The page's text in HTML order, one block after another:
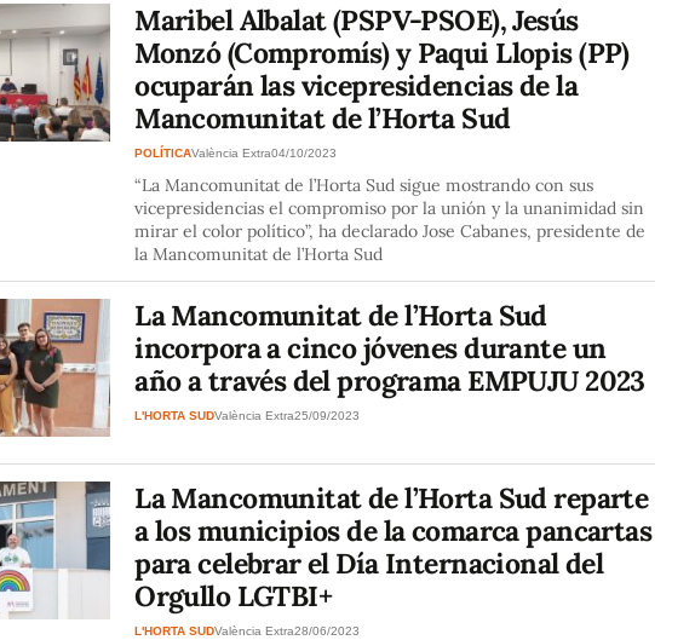
Maribel Albalat (PSPV-PSOE), Jesús
Monzó (Compromís) y Paqui Llopis (PP)
ocuparán las vicepresidencias de la
Mancomunitat de l’Horta Sud
POLÍTICAValència Extra04/10/2023
“La Mancomunitat de l’Horta Sud sigue mostrando con sus
vicepresidencias el compromiso por la unión y la unanimidad sin
mirar el color político”, ha declarado Jose Cabanes, presidente de
la Mancomunitat de l’Horta Sud
La Mancomunitat de l’Horta Sud
incorpora a cinco jóvenes durante un
año a través del programa EMPUJU 2023
L'HORTA SUDValència Extra25/09/2023
La Mancomunitat de l’Horta Sud reparte
a los municipios de la comarca pancartas
para celebrar el Día Internacional del
Orgullo LGTBI+
L'HORTA SUDValència Extra28/06/2023